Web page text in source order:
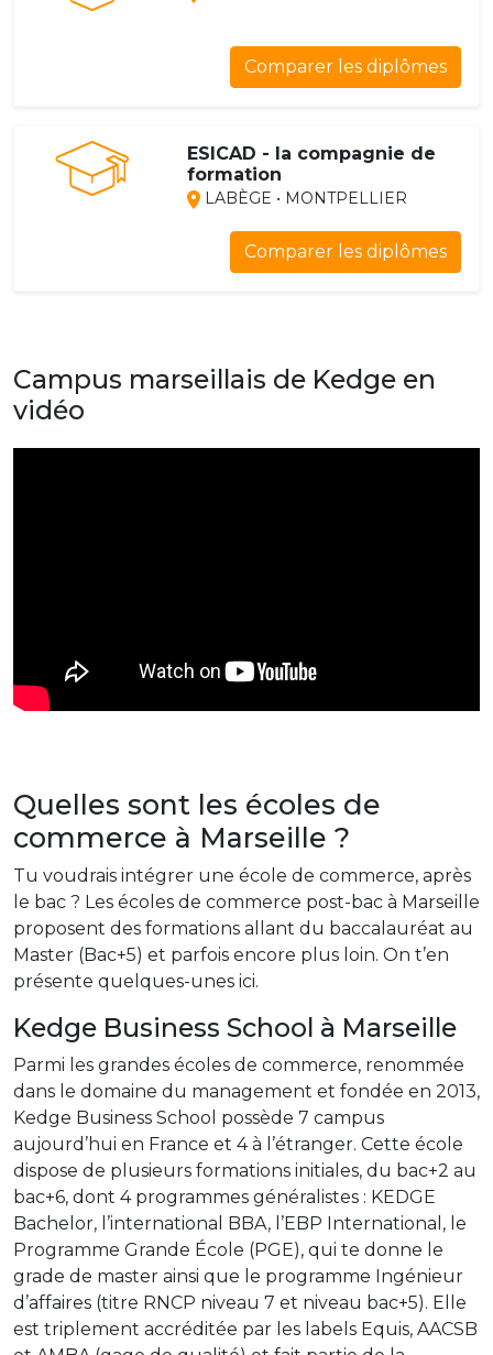
Comparer les diplômes
ESICAD - la compagnie de
formation
LABÈGE • MONTPELLIER
Comparer les diplômes
Campus marseillais de Kedge en
vidéo
Quelles sont les écoles de
commerce à Marseille ?
Tu voudrais intégrer une école de commerce, après
le bac ? Les écoles de commerce post-bac à Marseille
proposent des formations allant du baccalauréat au
Master (Bac+5) et parfois encore plus loin. On t’en
présente quelques-unes ici.
Kedge Business School à Marseille
Parmi les grandes écoles de commerce, renommée
dans le domaine du management et fondée en 2013,
Kedge Business School possède 7 campus
aujourd’hui en France et 4 à l’étranger. Cette école
dispose de plusieurs formations initiales, du bac+2 au
bac+6, dont 4 programmes généralistes : KEDGE
Bachelor, l’international BBA, l’EBP International, le
Programme Grande École (PGE), qui te donne le
grade de master ainsi que le programme Ingénieur
d’affaires (titre RNCP niveau 7 et niveau bac+5). Elle
est triplement accréditée par les labels Equis, AACSB